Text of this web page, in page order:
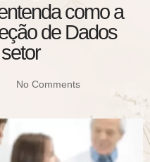
como a
de Dados
No Comments